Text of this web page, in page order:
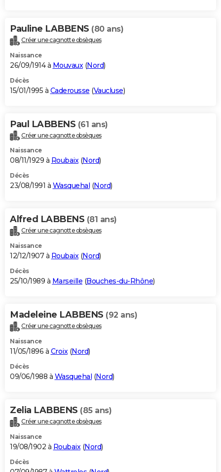
Pauline LABBENS (80 ans)
Créer une cagnotte obsèques
Naissance
26/09/1914 à Mouvaux (Nord)
Décès
15/01/1995 à Caderousse (Vaucluse)
Paul LABBENS (61 ans)
Créer une cagnotte obsèques
Naissance
08/11/1929 à Roubaix(Nord)
Décès
23/08/1991 à Wasquehal (Nord)
Alfred LABBENS (81 ans)
Créer une cagnotte obsèques
Naissance
12/12/1907 à Roubaix(Nord)
Décès
25/10/1989 à Marseille (Bouches-du-Rhône)
Madeleine LABBENS (92 ans)
Créer une cagnotte obsèques
Naissance
11/05/1896 à Croix(Nord)
Décès
09/06/1988 à Wasquehal (Nord)
Zelia LABBENS (85 ans)
Créer une cagnotte obsèques
Naissance
19/08/1902 à Roubaix(Nord)
Décès